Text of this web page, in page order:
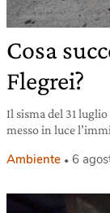
Cosa
Flegrei?
Il sisma del 31
messo in luce
Ambiente 6